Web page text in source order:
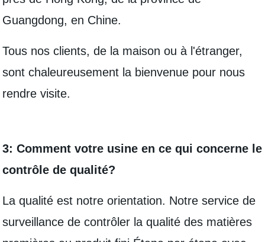
Guangdong, en Chine.
Tous nos clients, de la maison ou à l'étranger,
sont chaleureusement la bienvenue pour nous
rendre visite.
3: Comment votre usine en ce qui concerne le
contrôle de qualité?
La qualité est notre orientation. Notre service de
surveillance de contrôler la qualité des matières